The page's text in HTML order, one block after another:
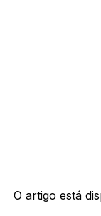
O artigo está